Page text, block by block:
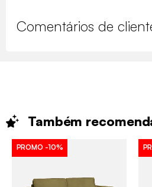
Comentários de
Também
PROMO -10%